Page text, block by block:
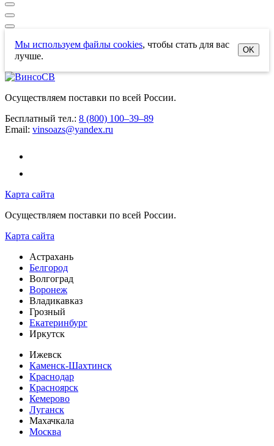
Мы используем файлы cookies, чтобы стать для вас
лучше.
OK
Осуществляем поставки по всей России.
Бесплатный тел.: 8 (800) 100–39–89
Email: vinsoazs@yandex.ru
Карта сайта
Осуществляем поставки по всей России.
Карта сайта
Астрахань
Белгород
Волгоград
Воронеж
Владикавказ
Грозный
Екатеринбург
Иркутск
Ижевск
Каменск-Шахтинск
Краснодар
Красноярск
Кемерово
Луганск
Махачкала
Москва